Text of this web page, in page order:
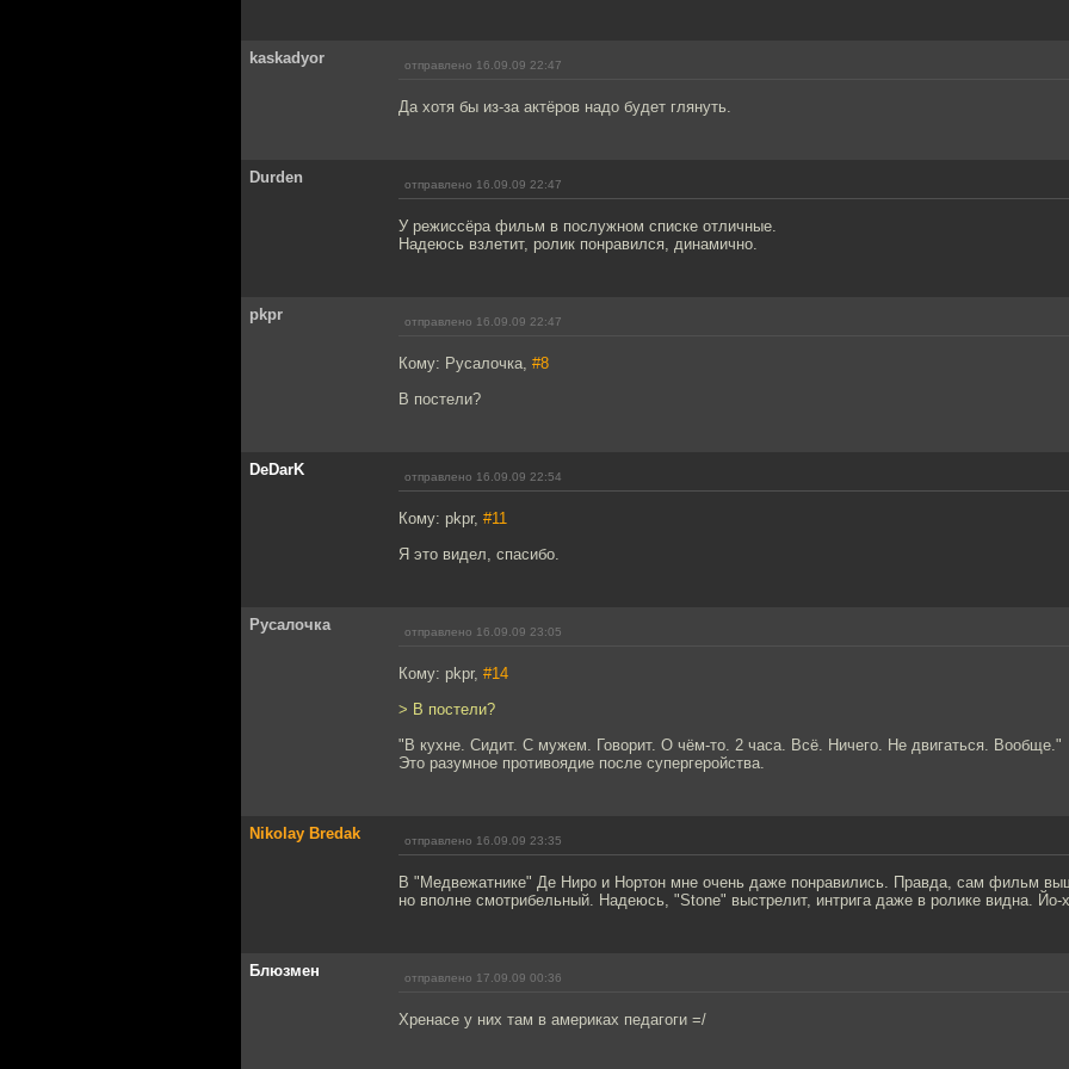
kaskadyor отправлено 16.09.09 22:47
Да хотя бы из-за актёров надо будет глянуть.
Durden отправлено 16.09.09 22:47
У режиссёра фильм в послужном списке отличные.
Надеюсь взлетит, ролик понравился, динамично.
pkpr отправлено 16.09.09 22:47
Кому: Русалочка, #8
В постели?
DeDarK отправлено 16.09.09 22:54
Кому: pkpr, #11
Я это видел, спасибо.
Русалочка отправлено 16.09.09 23:05
Кому: pkpr, #14
> В постели?
"В кухне. Сидит. С мужем. Говорит. О чём-то. 2 часа. Всё. Ничего. Не двигаться. Вообще."
Это разумное противоядие после супергеройства.
Nikolay Bredak отправлено 16.09.09 23:35
В "Медвежатнике" Де Ниро и Нортон мне очень даже понравились. Правда, сам фильм
но вполне смотрибельный. Надеюсь, "Stone" выстрелит, интрига даже в ролике видна. Йо-
Блюзмен отправлено 17.09.09 00:36
Хренасе у них там в америках педагоги =/